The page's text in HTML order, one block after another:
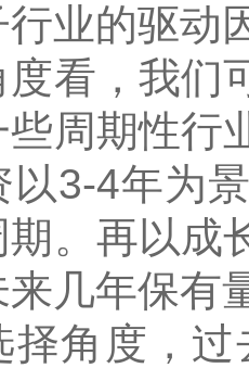
业的驱动
度看，我们
些周期性行
以3-4年为
期。再以成
几年保有
择角度，